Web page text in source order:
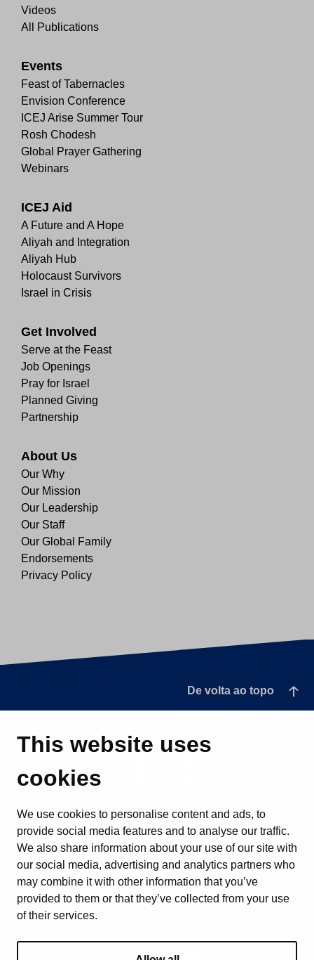
This website uses
cookies
We use cookies to personalise content and ads, to
provide social media features and to analyse our traffic.
We also share information about your use of our site with
our social media, advertising and analytics partners who
may combine it with other information that you’ve
provided to them or that they’ve collected from your use
of their services.
Videos
All Publications
Events
Feast of Tabernacles
Envision Conference
ICEJ Arise Summer Tour
Rosh Chodesh
Global Prayer Gathering
Webinars
ICEJ Aid
A Future and A Hope
Aliyah and Integration
Aliyah Hub
Holocaust Survivors
Israel in Crisis
Get Involved
Serve at the Feast
Job Openings
Pray for Israel
Planned Giving
Partnership
About Us
Our Why
Our Mission
Our Leadership
Our Staff
Our Global Family
Endorsements
Privacy Policy
De volta ao topo